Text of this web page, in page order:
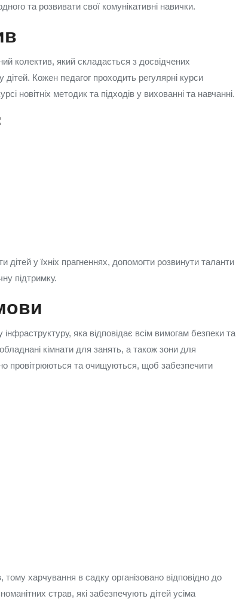
та розвивати свої комунікативні навички.
колектив, який складається з досвідчених
дітей. Кожен педагог проходить регулярні курси
новітніх методик та підходів у вихованні та навчанні.
дітей у їхніх прагненнях, допомогти розвинути таланти
підтримку.
яка відповідає всім вимогам безпеки та
кімнати для занять, а також зони для
провітрюються та очищуються, щоб забезпечити
харчування в садку організовано відповідно до
страв, які забезпечують дітей усіма